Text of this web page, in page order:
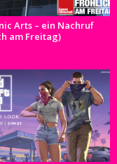
Arts – ein Nachruf
am Freitag)